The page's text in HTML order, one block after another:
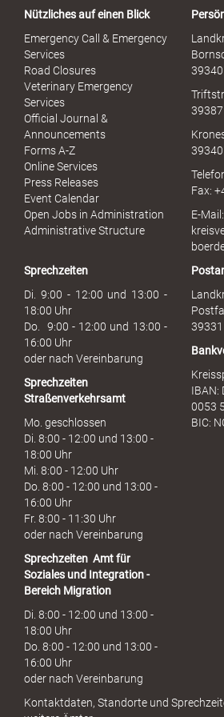
S
s
u
h
Nützliches auf einen Blick
Emergency Call & Emergency
Services
Road Closures
Veterinary Emergency
Services
Official Journal &
Announcements
Forms A-Z
Online Services
Press Releases
Event Calendar
Open Jobs in Administration
Administrative Structure
39387
Fax:
E-Mail:
Sprechzeiten
Di. 9:00 - 12:00 und 13:00 -
18:00 Uhr
Do. 9:00 - 12:00 und 13:00 -
16:00 Uhr
oder nach Vereinbarung
Sprechzeiten
Straßenverkehrsamt
Mo. geschlossen
Di. 8:00 - 12:00 und 13:00 -
18:00 Uhr
Mi. 8:00 - 12:00 Uhr
Do. 8:00 - 12:00 und 13:00 -
16:00 Uhr
Fr. 8:00 - 11:30 Uhr
oder nach Vereinbarung
Sprechzeiten Amt für
Soziales und Integration -
Bereich Migration
Di. 8:00 - 12:00 und 13:00 -
18:00 Uhr
Do. 8:00 - 12:00 und 13:00 -
16:00 Uhr
oder nach Vereinbarung
IBAN:
0053
BIC:
Kontaktdaten, Standorte und